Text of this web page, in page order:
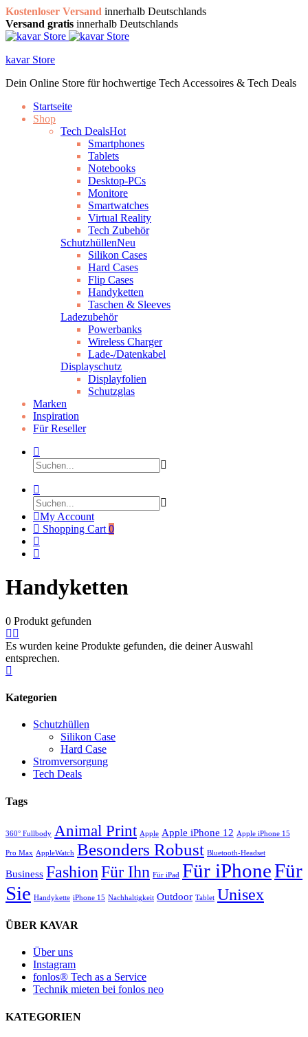
Kostenloser Versand innerhalb Deutschlands
Versand gratis innerhalb Deutschlands
kavar Store
Dein Online Store für hochwertige Tech Accessoires & Tech Deals
Startseite
Shop
Tech DealsHot
Smartphones
Tablets
Notebooks
Desktop-PCs
Monitore
Smartwatches
Virtual Reality
Tech Zubehör
SchutzhüllenNeu
Silikon Cases
Hard Cases
Flip Cases
Handyketten
Taschen & Sleeves
Ladezubehör
Powerbanks
Wireless Charger
Lade-/Datenkabel
Displayschutz
Displayfolien
Schutzglas
Marken
Inspiration
Für Reseller
My Account
Shopping Cart 0
Handyketten
0 Produkt gefunden
Es wurden keine Produkte gefunden, die deiner Auswahl
entsprechen.
Kategorien
Schutzhüllen
Silikon Case
Hard Case
Stromversorgung
Tech Deals
Tags
360° Fullbody Animal Print Apple Apple iPhone 12 Apple iPhone 15
Pro Max AppleWatch Besonders Robust Bluetooth-Headset
Business FashionFür Ihn Für iPad Für iPhoneFür
Sie Handykette iPhone 15 Nachhaltigkeit Outdoor Tablet Unisex
ÜBER KAVAR
Über uns
Instagram
fonlos® Tech as a Service
Technik mieten bei fonlos neo
KATEGORIEN